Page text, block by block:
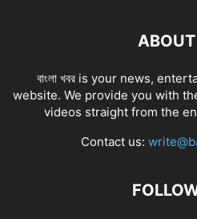
বাংলা খবর is your news,
website. We provide you with
videos straight from the
Contact us: